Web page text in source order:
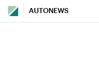
AUTONEWS